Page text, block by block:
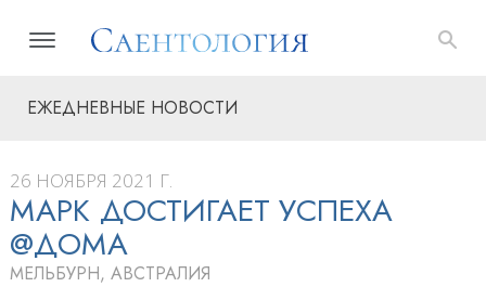
ЕЖЕДНЕВНЫЕ НОВОСТИ
26 НОЯБРЯ 2021 Г.
МАРК ДОСТИГАЕТ УСПЕХА
@ДОМА
МЕЛЬБУРН, АВСТРАЛИЯ